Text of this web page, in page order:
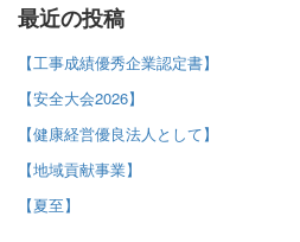
最近の投稿
【工事成績優秀企業認定書】
【安全大会2026】
【健康経営優良法人として】
【地域貢献事業】
【夏至】